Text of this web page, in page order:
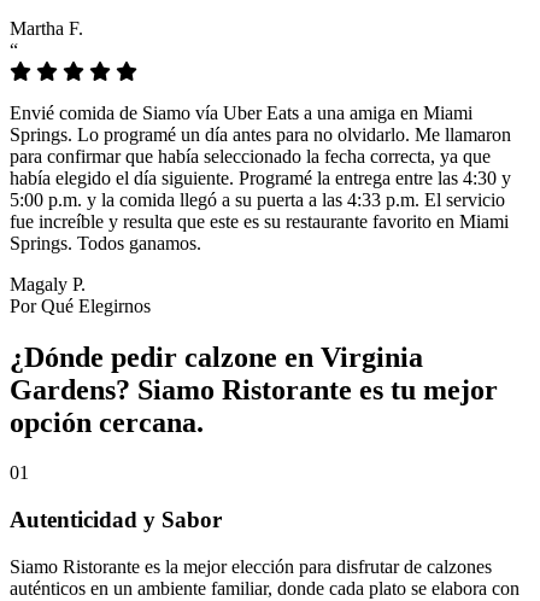
Martha F.
“
Envié comida de Siamo vía Uber Eats a una amiga en Miami
Springs. Lo programé un día antes para no olvidarlo. Me llamaron
para confirmar que había seleccionado la fecha correcta, ya que
había elegido el día siguiente. Programé la entrega entre las 4:30 y
5:00 p.m. y la comida llegó a su puerta a las 4:33 p.m. El servicio
fue increíble y resulta que este es su restaurante favorito en Miami
Springs. Todos ganamos.
Magaly P.
Por Qué Elegirnos
¿Dónde pedir calzone en Virginia
Gardens? Siamo Ristorante es tu mejor
opción cercana.
01
Autenticidad y Sabor
Siamo Ristorante es la mejor elección para disfrutar de calzones
auténticos en un ambiente familiar, donde cada plato se elabora con